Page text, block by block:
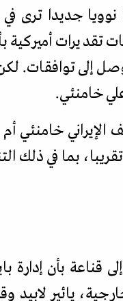
نوويا جديدا ترى
تقديرات
إلى توافقات.
خامنئي.
الإيراني خامنئي
بما في ذلك
قناعة بأن
يائير لابيد